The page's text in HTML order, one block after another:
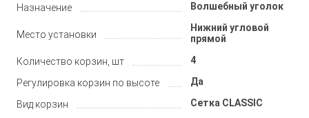
Назначение Волшебный уголок
Место установки
Нижний угловой
прямой
Количество корзин, шт 4
Регулировка корзин по высоте Да
Вид корзин Сетка CLASSIC